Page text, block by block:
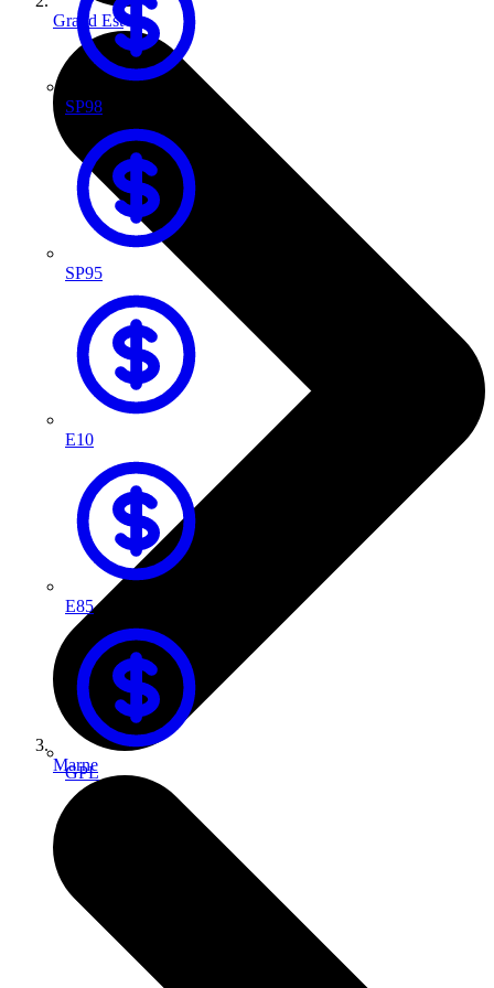
SP98
SP95
E10
E85
GPL
Grand Est
Marne